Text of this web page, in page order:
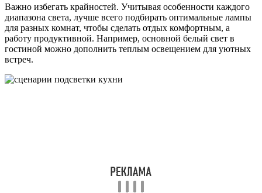
Важно избегать крайностей. Учитывая особенности каждого
диапазона света, лучше всего подбирать оптимальные лампы
для разных комнат, чтобы сделать отдых комфортным, а
работу продуктивной. Например, основной белый свет в
гостиной можно дополнить теплым освещением для уютных
встреч.